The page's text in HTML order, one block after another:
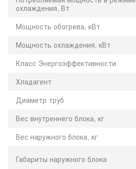
охлаждения, Вт
Мощность обогрева, кВт
Мощность охлаждения, кВт
Класс Энергоэффективности
Хладагент
Диаметр труб
Вес внутреннего блока, кг
Вес наружного блока, кг
Габариты наружного блока